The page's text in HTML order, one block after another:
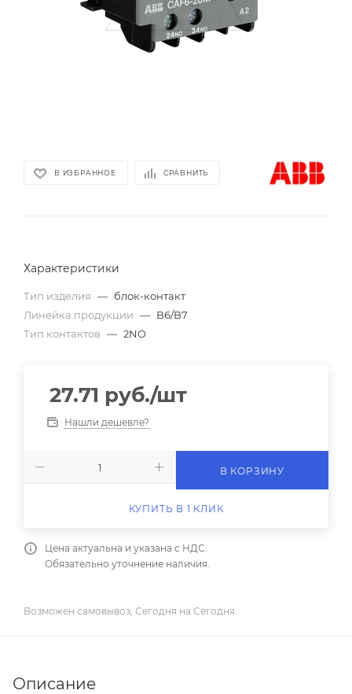
В ИЗБРАННОЕ СРАВНИТЬ
Характеристики
Тип изделия — блок-контакт
Линейка продукции — B6/B7
Тип контактов — 2NO
27.71 руб./шт
Нашли дешевле?
В КОРЗИНУ
КУПИТЬ В 1 КЛИК
Цена актуальна и указана с НДС.
Обязательно уточнение наличия.
Возможен самовывоз, Сегодня на Сегодня.
Описание